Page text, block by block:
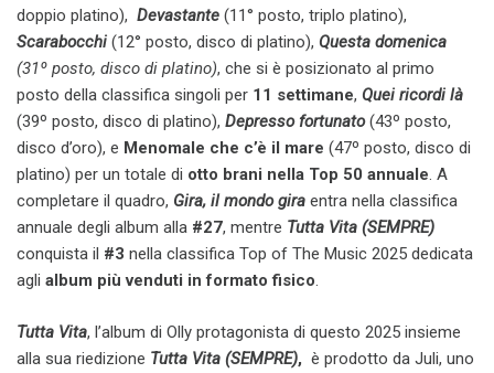
doppio platino), Devastante (11° posto, triplo platino),
Scarabocchi (12° posto, disco di platino), Questa domenica
(31º posto, disco di platino), che si è posizionato al primo
posto della classifica singoli per 11 settimane, Quei ricordi là
(39º posto, disco di platino), Depresso fortunato (43º posto,
disco d’oro), e Menomale che c’è il mare (47º posto, disco di
platino) per un totale di otto brani nella Top 50 annuale. A
completare il quadro, Gira, il mondo gira entra nella classifica
annuale degli album alla #27, mentre Tutta Vita (SEMPRE)
conquista il #3 nella classifica Top of The Music 2025 dedicata
agli album più venduti in formato fisico.
Tutta Vita, l’album di Olly protagonista di questo 2025 insieme
alla sua riedizione Tutta Vita (SEMPRE), è prodotto da Juli, uno